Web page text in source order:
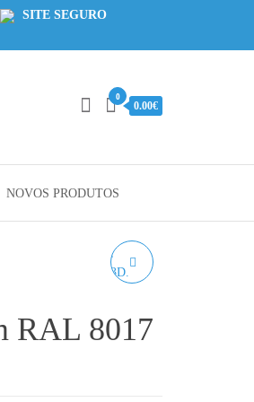
SITE SEGURO
0
0.00€
NOVOS PRODUTOS
RAL 8017